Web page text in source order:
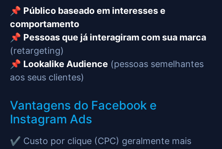
📌 Público baseado em interesses e
comportamento
📌 Pessoas que já interagiram com sua marca
(retargeting)
📌 Lookalike Audience (pessoas semelhantes
aos seus clientes)
Vantagens do Facebook e
Instagram Ads
✔️ Custo por clique (CPC) geralmente mais